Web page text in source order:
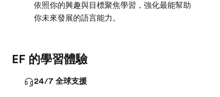
依照你的興趣與目標聚焦學習，強化最能幫助
你未來發展的語言能力。
EF 的學習體驗
24/7 全球支援